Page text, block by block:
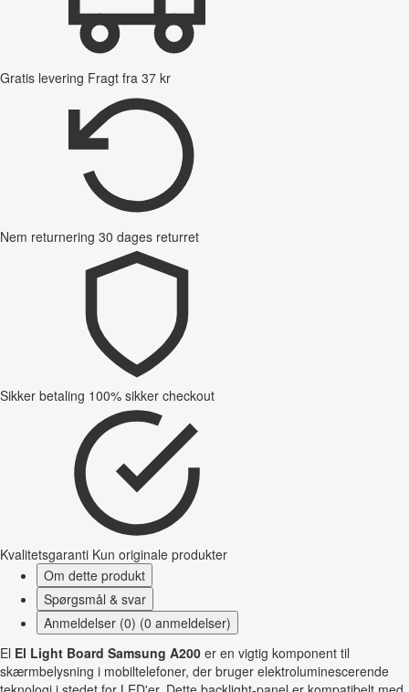
Gratis levering Fragt fra 37 kr
Nem returnering 30 dages returret
Sikker betaling 100% sikker checkout
Kvalitetsgaranti Kun originale produkter
Om dette produkt
Spørgsmål & svar
Anmeldelser (0) (0 anmeldelser)
El El Light Board Samsung A200 er en vigtig komponent til
skærmbelysning i mobiltelefoner, der bruger elektroluminescerende